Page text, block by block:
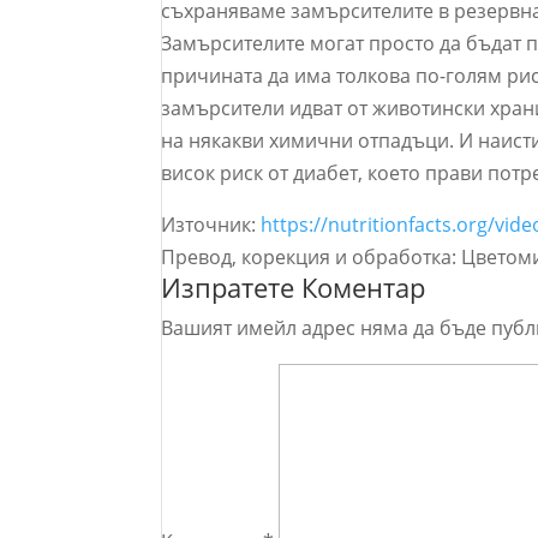
съхраняваме замърсителите в
Замърсителите могат просто да бъдат
причината да има толкова по-голям
замърсители идват от животински
на някакви химични отпадъци. И
висок риск от диабет, което прави
Източник: https://nutritionfacts.org/
Превод, корекция и обработка:
Изпратете Коментар
Вашият имейл адрес няма да бъде